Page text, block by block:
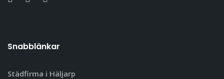
Snabblänkar
Städfirma i Häljarp